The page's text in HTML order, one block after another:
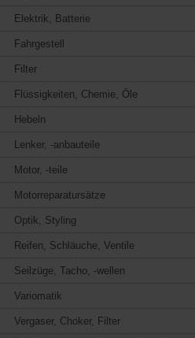
Elektrik, Batterie
Fahrgestell
Filter
Flüssigkeiten, Chemie, Öle
Hebeln
Lenker, -anbauteile
Motor, -teile
Motorreparatursätze
Optik, Styling
Reifen, Schläuche, Ventile
Seilzüge, Tacho, -wellen
Variomatik
Vergaser, Choker, Filter